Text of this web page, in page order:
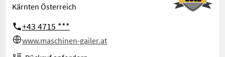
Kärnten Österreich
+43 4715 ***
www.maschinen-gailer.at